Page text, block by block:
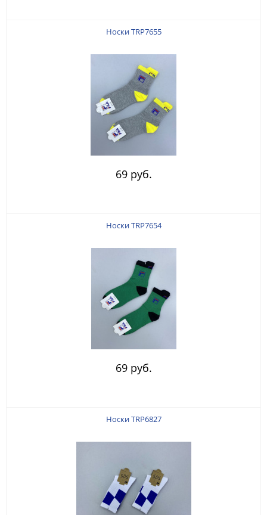
Носки TRP7655
69 руб.
Носки TRP7654
69 руб.
Носки TRP6827